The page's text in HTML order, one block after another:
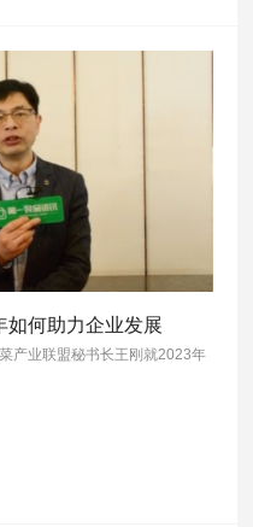
如何助力企业发展
产业联盟秘书长王刚就2023年